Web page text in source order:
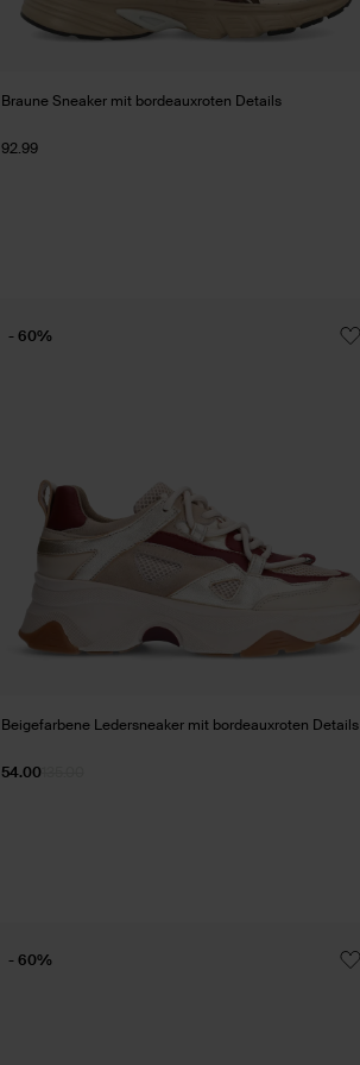
Braune Sneaker mit bordeauxroten Details
92.99
Beigefarbene Ledersneaker mit bordeauxroten Details
135.00
54.00
- 60%
- 60%